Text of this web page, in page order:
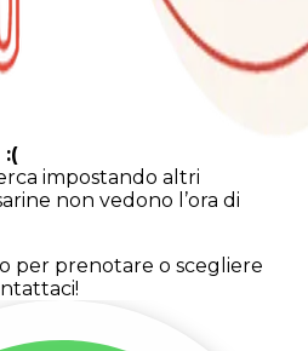
:(
impostando altri
non vedono l’ora di
per prenotare o scegliere